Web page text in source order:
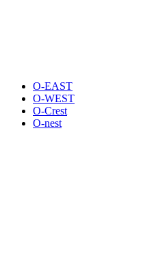
O-EAST
O-WEST
O-Crest
O-nest